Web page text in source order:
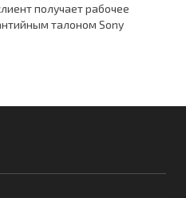
получает рабочее
талоном Sony